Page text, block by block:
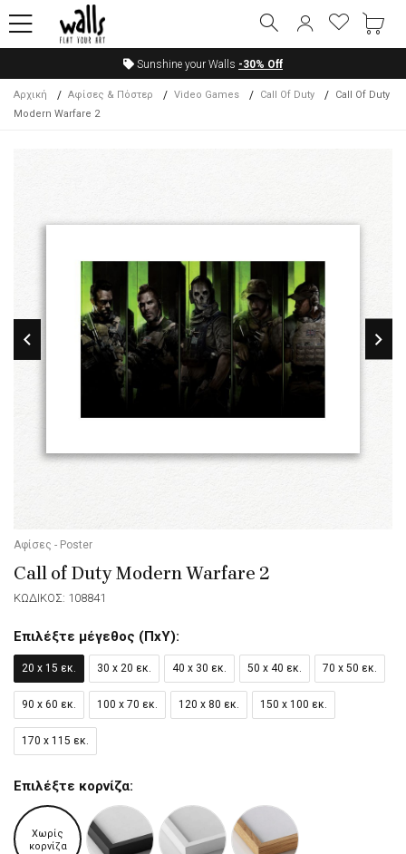
Sunshine your Walls -30% Off
Αρχική Αφίσες & Πόστερ Video Games Call Of Duty
Call Of Duty
Modern Warfare 2
Αφίσες - Poster
Call of Duty Modern Warfare 2
ΚΩΔΙΚΟΣ: 108841
Επιλέξτε μέγεθος (ΠxΥ):
20 x 15 εκ. 30 x 20 εκ. 40 x 30 εκ. 50 x 40 εκ. 70 x 50 εκ.
90 x 60 εκ. 100 x 70 εκ. 120 x 80 εκ. 150 x 100 εκ.
170 x 115 εκ.
Επιλέξτε κορνίζα:
Χωρίς
κορνίζα